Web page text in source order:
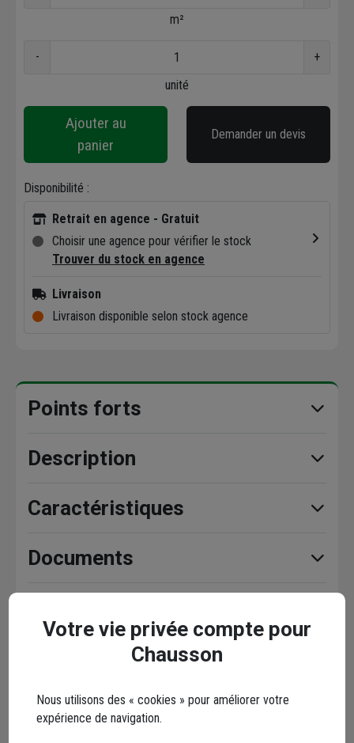
m²
-
+
unité
Ajouter au
panier
Demander un devis
Disponibilité :
Retrait en agence - Gratuit
Choisir une agence pour vérifier le stock
Trouver du stock en agence
Livraison
Livraison disponible selon stock agence
Points forts
Description
Caractéristiques
Documents
Avis clients Seuls les clients ayant commandé ce produit
5,0
Votre vie privée compte pour
Chausson
Nous utilisons des « cookies » pour améliorer votre
expérience de navigation.